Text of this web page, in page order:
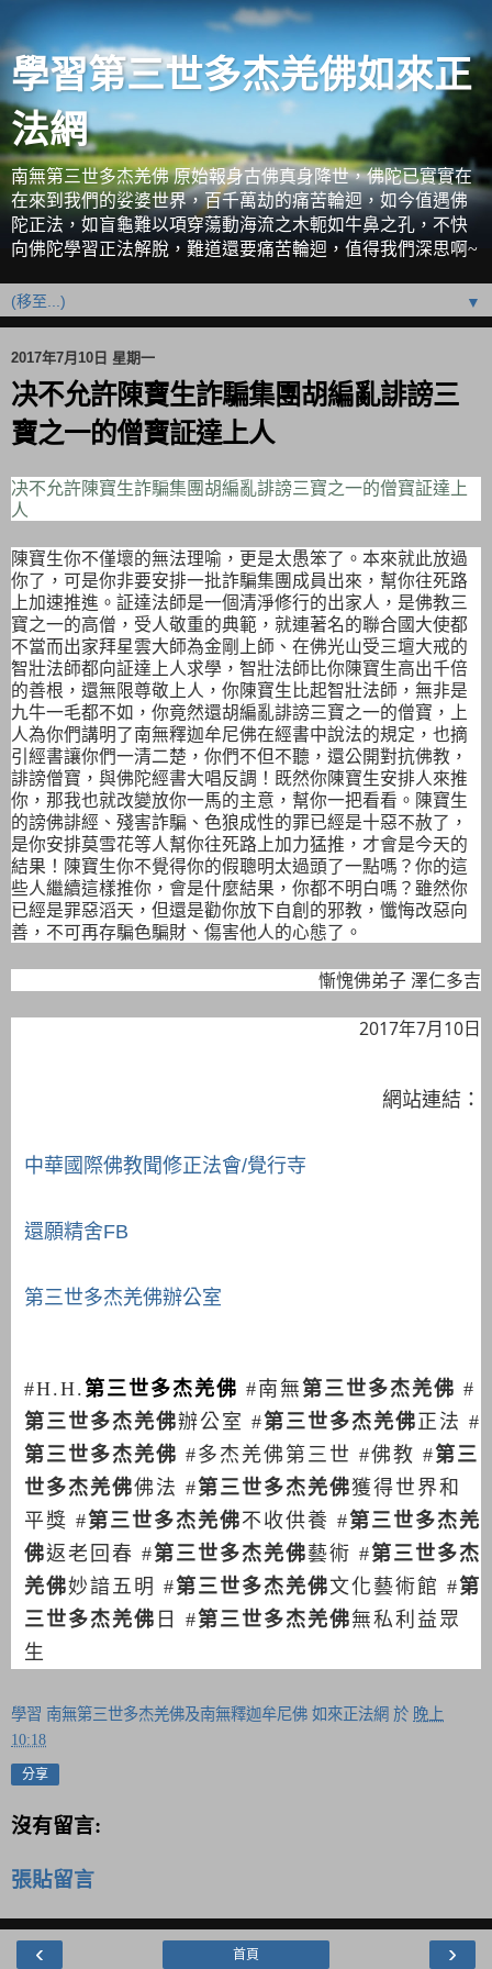
學習第三世多杰羌佛如來正
法網
南無第三世多杰羌佛 原始報身古佛真身降世，佛陀已實實在
在來到我們的娑婆世界，百千萬劫的痛苦輪迴，如今值遇佛
陀正法，如盲龜難以項穿蕩動海流之木軛如牛鼻之孔，不快
向佛陀學習正法解脫，難道還要痛苦輪迴，值得我們深思啊~
▼
2017年7月10日 星期一
决不允許陳寶生詐騙集團胡編亂誹謗三
寶之一的僧寶証達上人
决不允許陳寶生詐騙集團胡編亂誹謗三寶之一的僧寶証達上
人
陳寶生你不僅壞的無法理喻，更是太愚笨了。本來就此放過
你了，可是你非要安排一批詐騙集團成員出來，幫你往死路
上加速推進。証達法師是一個清淨修行的出家人，是佛教三
寶之一的高僧，受人敬重的典範，就連著名的聯合國大使都
不當而出家拜星雲大師為金剛上師、在佛光山受三壇大戒的
智壯法師都向証達上人求學，智壯法師比你陳寶生高出千倍
的善根，還無限尊敬上人，你陳寶生比起智壯法師，無非是
九牛一毛都不如，你竟然還胡編亂誹謗三寶之一的僧寶，上
人為你們講明了南無釋迦牟尼佛在經書中說法的規定，也摘
引經書讓你們一清二楚，你們不但不聽，還公開對抗佛教，
誹謗僧寶，與佛陀經書大唱反調！既然你陳寶生安排人來推
你，那我也就改變放你一馬的主意，幫你一把看看。陳寶生
的謗佛誹經、殘害詐騙、色狼成性的罪已經是十惡不赦了，
是你安排莫雪花等人幫你往死路上加力猛推，才會是今天的
結果！陳寶生你不覺得你的假聰明太過頭了一點嗎？你的這
些人繼續這樣推你，會是什麼結果，你都不明白嗎？雖然你
已經是罪惡滔天，但還是勸你放下自創的邪教，懺悔改惡向
善，不可再存騙色騙財、傷害他人的心態了。
慚愧佛弟子 澤仁多吉
2017年7月10日
網站連結：
中華國際佛教聞修正法會/覺行寺
還願精舍FB
第三世多杰羌佛辦公室
#H.H.第三世多杰羌佛 #南無第三世多杰羌佛 #
第三世多杰羌佛辦公室 #第三世多杰羌佛正法 #
第三世多杰羌佛 #多杰羌佛第三世 #佛教 #第三
世多杰羌佛佛法 #第三世多杰羌佛獲得世界和
平獎 #第三世多杰羌佛不收供養 #第三世多杰羌
佛返老回春 #第三世多杰羌佛藝術 #第三世多杰
羌佛妙諳五明 #第三世多杰羌佛文化藝術館 #第
三世多杰羌佛 日 #第三世多杰羌佛無私利益眾
生
學習 南無第三世多杰羌佛及南無釋迦牟尼佛 如來正法網 於 晚上
10:18
分享
沒有留言:
張貼留言
‹ ›
首頁